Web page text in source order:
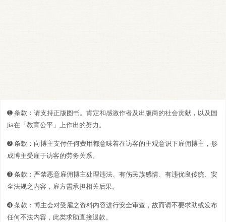
➊️ 条款：请支持正版图书。肯定和感激作者及出版商的社会贡献，以及国
Jia在「教育公平」上作出的努力。
➋️️ 条款：向博主支付任何费用都意味着在访客的主观意识下雇佣博主，形
成博主受雇于访客的劳务关系。
➌ 条款：严禁恶意雇佣博主处理违法、有伤民族感情、有违优良传统、安
全法规之内容，雇方需承担相关后果。
➍ 条款：博主会对受雇之资料内容进行安全审查，故而请不要求助或发布
任何不法内容，此类求助直接退款。